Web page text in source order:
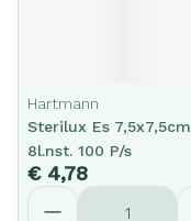
Hartmann
Sterilux Es 7,5x7,5cm
8l.nst. 100 P/s
€ 4,78
Aantal